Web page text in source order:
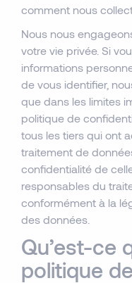
comment nous
Nous nous
votre vie privée. Si
informations
de vous identifier,
que dans les limites
politique de
tous les tiers qui ont
traitement de
confidentialité de
responsables du
conformément à la
des données.
Qu’est-ce
politique